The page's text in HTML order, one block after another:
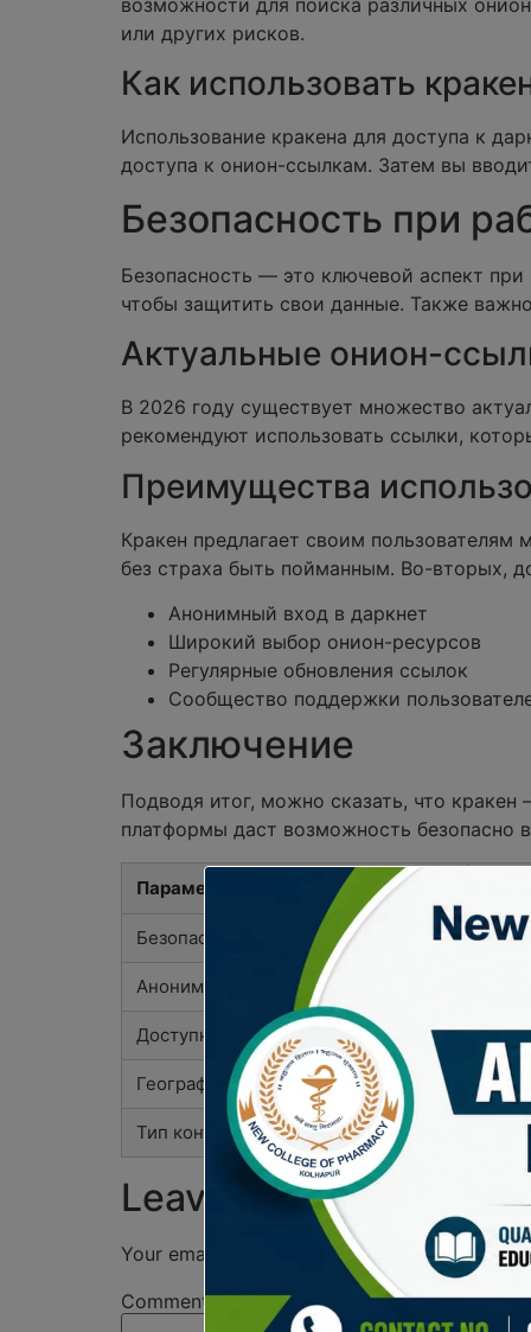
возможности для поиска различных
или других рисков.
Как использовать
Использование кракена для доступа к
доступа к онион-ссылкам. Затем вы
Безопасность при
Безопасность — это ключевой аспект при
чтобы защитить свои данные. Также
Актуальные онион-
В 2026 году существует множество
рекомендуют использовать ссылки,
Преимущества
Кракен предлагает своим
без страха быть пойманным. Во-вторых,
Анонимный вход в даркнет
Широкий выбор онион-ресурсов
Регулярные обновления ссылок
Сообщество поддержки
Заключение
Подводя итог, можно сказать, что
платформы даст возможность безопасно
Параметр
Безопасность
Анонимность
Доступность 24/7
География
Тип контента
Leave a Reply
Your email address will not be published.
Comment*